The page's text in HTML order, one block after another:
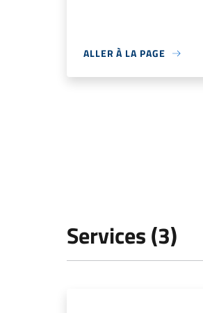
ALLER À LA PAGE
Services (3)